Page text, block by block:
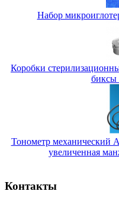
Набор
Коробки
биксы
Тонометр механический
увеличенная
Контакты